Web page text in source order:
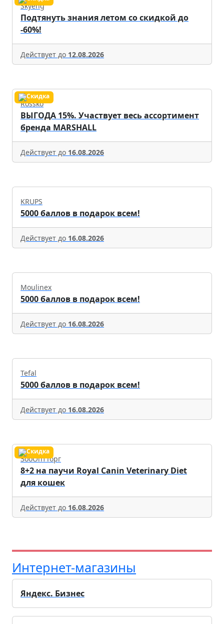
Skyeng
Подтянуть знания летом со скидкой до
-60%!
Действует до 12.08.2026
Rossko
ВЫГОДА 15%. Участвует весь ассортимент
бренда MARSHALL
Действует до 16.08.2026
KRUPS
5000 баллов в подарок всем!
Действует до 16.08.2026
Moulinex
5000 баллов в подарок всем!
Действует до 16.08.2026
Tefal
5000 баллов в подарок всем!
Действует до 16.08.2026
ЗооОптТорг
8+2 на паучи Royal Canin Veterinary Diet
для кошек
Действует до 16.08.2026
Интернет-магазины
Яндекс. Бизнес